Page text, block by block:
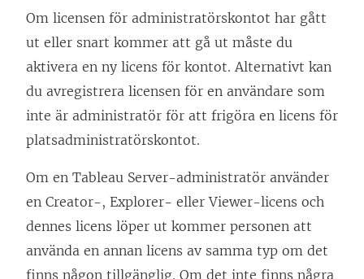
s
i
e
t
t
t
t
f
ö
n
s
i
e
n
y
t
t
p
p
n
a
s
t
t
n
y
ä
n
k
e
n
p
p
n
a
s
Om licensen för administratörskontot har gått
ut eller snart kommer att gå ut måste du
aktivera en ny licens för kontot. Alternativt kan
du avregistrera licensen för en användare som
inte är administratör för att frigöra en licens för
platsadministratörskontot.
Om en Tableau Server-administratör använder
en Creator-, Explorer- eller Viewer-licens och
dennes licens löper ut kommer personen att
använda en annan licens av samma typ om det
finns någon tillgänglig. Om det inte finns några